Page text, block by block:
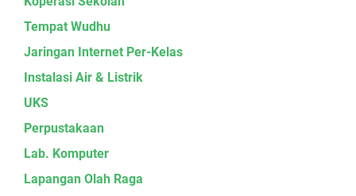
Tempat Wudhu
Jaringan Internet Per-Kelas
Instalasi Air & Listrik
UKS
Perpustakaan
Lab. Komputer
Lapangan Olah Raga